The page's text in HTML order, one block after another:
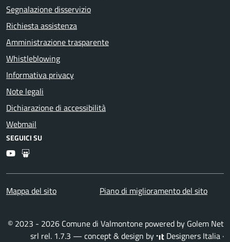
Segnalazione disservizio
Richiesta assistenza
Amministrazione trasparente
Whistleblowing
Informativa privacy
Note legali
Dichiarazione di accessibilità
Webmail
SEGUICI SU
YoutubeSlideshare
Mappa del sito Piano di miglioramento del sito
© 2023 - 2026 Comune di Valmontone powered by Golem Net
srl rel. 1.7.3 — concept & design by Designers Italia ·